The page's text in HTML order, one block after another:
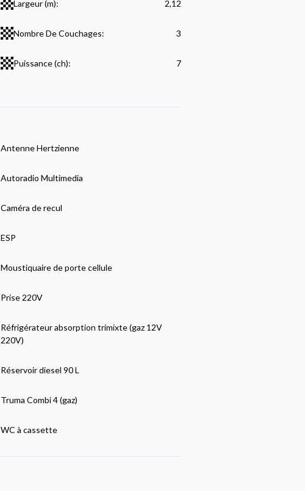
Largeur (m): 2,12
Nombre De Couchages: 3
Puissance (ch): 7
Antenne Hertzienne
Autoradio Multimedia
Caméra de recul
ESP
Moustiquaire de porte cellule
Prise 220V
Réfrigérateur absorption trimixte (gaz 12V
220V)
Réservoir diesel 90 L
Truma Combi 4 (gaz)
WC à cassette